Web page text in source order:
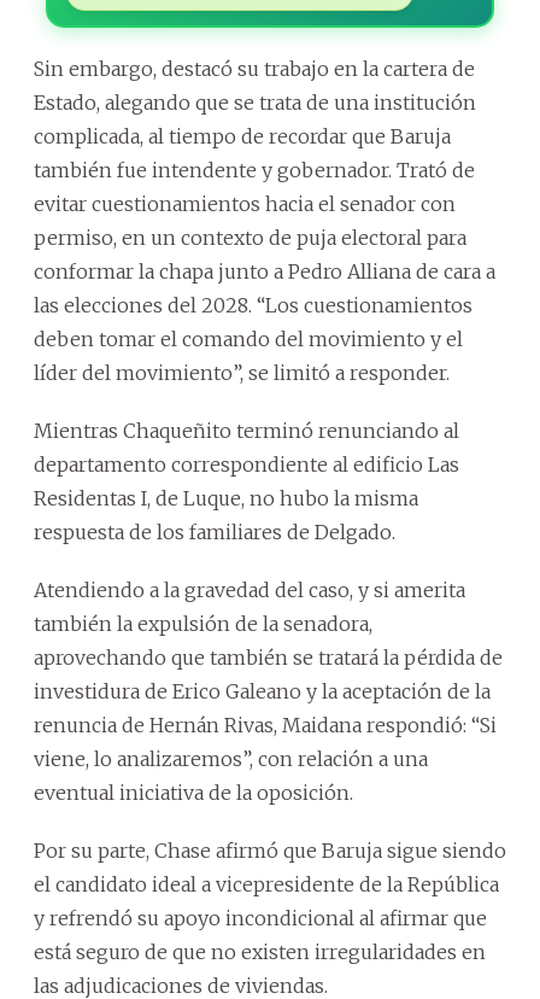
Sin embargo, destacó su trabajo en la cartera de
Estado, alegando que se trata de una institución
complicada, al tiempo de recordar que Baruja
también fue intendente y gobernador. Trató de
evitar cuestionamientos hacia el senador con
permiso, en un contexto de puja electoral para
conformar la chapa junto a Pedro Alliana de cara a
las elecciones del 2028. “Los cuestionamientos
deben tomar el comando del movimiento y el
líder del movimiento”, se limitó a responder.
Mientras Chaqueñito terminó renunciando al
departamento correspondiente al edificio Las
Residentas I, de Luque, no hubo la misma
respuesta de los familiares de Delgado.
Atendiendo a la gravedad del caso, y si amerita
también la expulsión de la senadora,
aprovechando que también se tratará la pérdida de
investidura de Erico Galeano y la aceptación de la
renuncia de Hernán Rivas, Maidana respondió: “Si
viene, lo analizaremos”, con relación a una
eventual iniciativa de la oposición.
Por su parte, Chase afirmó que Baruja sigue siendo
el candidato ideal a vicepresidente de la República
y refrendó su apoyo incondicional al afirmar que
está seguro de que no existen irregularidades en
las adjudicaciones de viviendas.